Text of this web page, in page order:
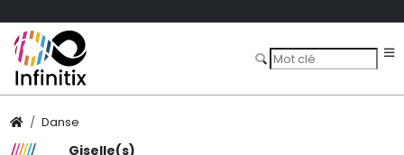
Danse
Giselle(s)